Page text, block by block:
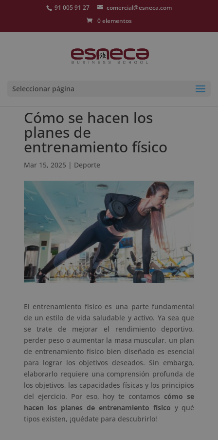
91 005 91 27
comercial@esneca.com
0 elementos
Seleccionar página
Cómo se hacen los
planes de
entrenamiento físico
Mar 15, 2025 | Deporte
El entrenamiento físico es una parte fundamental
de un estilo de vida saludable y activo. Ya sea que
se trate de mejorar el rendimiento deportivo,
perder peso o aumentar la masa muscular, un plan
de entrenamiento físico bien diseñado es esencial
para lograr los objetivos deseados. Sin embargo,
elaborarlo requiere una comprensión profunda de
los objetivos, las capacidades físicas y los principios
del ejercicio. Por eso, hoy te contamoscómo se
hacen los planes de entrenamiento físico y qué
tipos existen, ¡quédate para descubrirlo!